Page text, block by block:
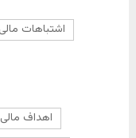
اشتباهات مالی
اهداف مالی